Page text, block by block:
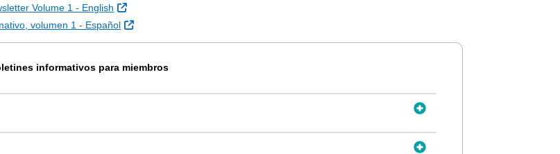
Volume 1 - English
Sitio Externo
volumen 1 - Español
Sitio Externo
informativos para miembros